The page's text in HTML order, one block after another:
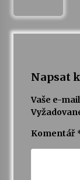
Napsat
Vaše e-
Komentář